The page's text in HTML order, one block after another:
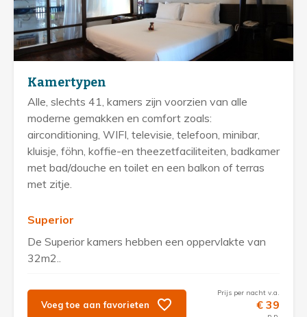
Kamertypen
Alle, slechts 41, kamers zijn voorzien van alle
moderne gemakken en comfort zoals:
airconditioning, WIFI, televisie, telefoon, minibar,
kluisje, föhn, koffie-en theezetfaciliteiten, badkamer
met bad/douche en toilet en een balkon of terras
met zitje.
Superior
De Superior kamers hebben een oppervlakte van
32m2..
Voeg toe aan favorieten
Prijs per nacht v.a.
€ 39